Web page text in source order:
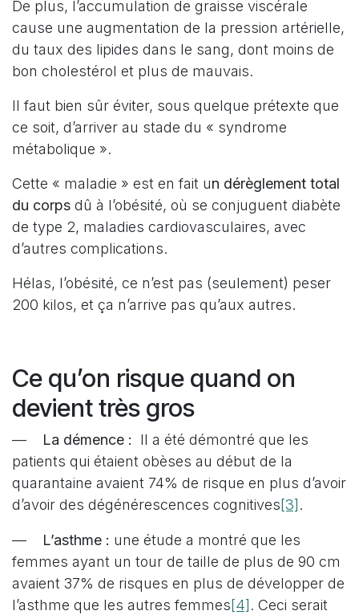
De plus, l’accumulation de graisse viscérale
cause une augmentation de la pression artérielle,
du taux des lipides dans le sang, dont moins de
bon cholestérol et plus de mauvais.
Il faut bien sûr éviter, sous quelque prétexte que
ce soit, d’arriver au stade du « syndrome
métabolique ».
Cette « maladie » est en fait un dérèglement total
du corps dû à l’obésité, où se conjuguent diabète
de type 2, maladies cardiovasculaires, avec
d’autres complications.
Hélas, l’obésité, ce n’est pas (seulement) peser
200 kilos, et ça n’arrive pas qu’aux autres.
Ce qu’on risque quand on
devient très gros
— La démence : Il a été démontré que les
patients qui étaient obèses au début de la
quarantaine avaient 74% de risque en plus d’avoir
d’avoir des dégénérescences cognitives[3].
— L’asthme : une étude a montré que les
femmes ayant un tour de taille de plus de 90 cm
avaient 37% de risques en plus de développer de
l’asthme que les autres femmes[4]. Ceci serait